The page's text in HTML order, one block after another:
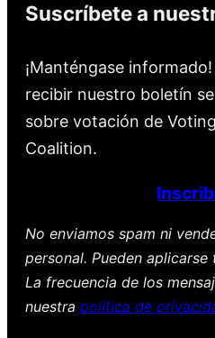
Suscríbete a
¡Manténgase
recibir nuestro boletín
sobre votación de
Coalition.
No enviamos spam ni
personal. Pueden aplicarse
La frecuencia de los
nuestra política de